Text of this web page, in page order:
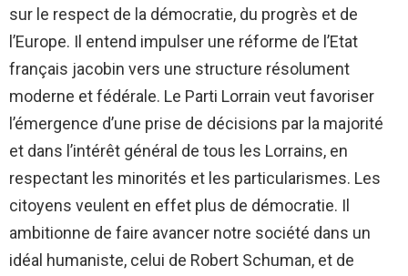
sur le respect de la démocratie, du progrès et de
l’Europe. Il entend impulser une réforme de l’Etat
français jacobin vers une structure résolument
moderne et fédérale. Le Parti Lorrain veut favoriser
l’émergence d’une prise de décisions par la majorité
et dans l’intérêt général de tous les Lorrains, en
respectant les minorités et les particularismes. Les
citoyens veulent en effet plus de démocratie. Il
ambitionne de faire avancer notre société dans un
idéal humaniste, celui de Robert Schuman, et de